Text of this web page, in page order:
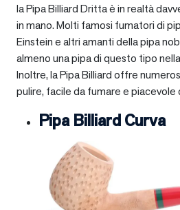
la Pipa Billiard Dritta è in realtà
in mano. Molti famosi fumatori di
Einstein e altri amanti della pipa
almeno una pipa di questo tipo
Inoltre, la Pipa Billiard offre
pulire, facile da fumare e piacevole
Pipa Billiard Curva